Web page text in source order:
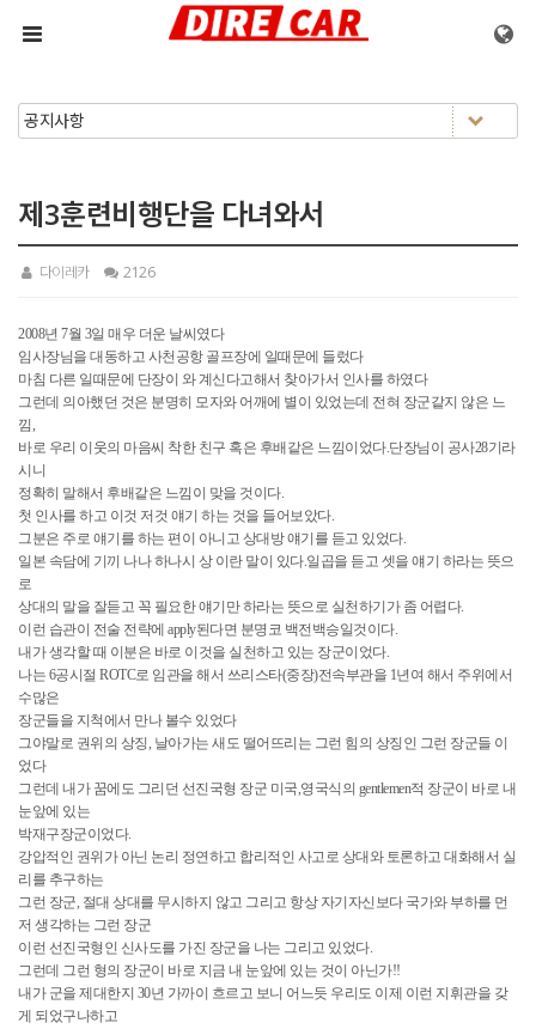
메뉴 건너뛰기
제3훈련비행단을 다녀와서
다이레카 2126
2008년 7월 3일 매우 더운 날씨였다
임사장님을 대동하고 사천공항 골프장에 일때문에 들렀다
마침 다른 일때문에 단장이 와 계신다고해서 찾아가서 인사를 하였다
그런데 의아했던 것은 분명히 모자와 어깨에 별이 있었는데 전혀 장군같지 않은 느
낌,
바로 우리 이웃의 마음씨 착한 친구 혹은 후배같은 느낌이었다.단장님이 공사28기라
시니
정확히 말해서 후배같은 느낌이 맞을 것이다.
첫 인사를 하고 이것 저것 얘기 하는 것을 들어보았다.
그분은 주로 얘기를 하는 편이 아니고 상대방 얘기를 듣고 있었다.
일본 속담에 기끼 나나 하나시 상 이란 말이 있다.일곱을 듣고 셋을 얘기 하라는 뜻으
로
상대의 말을 잘듣고 꼭 필요한 얘기만 하라는 뜻으로 실천하기가 좀 어렵다.
이런 습관이 전술 전략에 apply된다면 분명코 백전백승일것이다.
내가 생각할 때 이분은 바로 이것을 실천하고 있는 장군이었다.
나는 6공시절 ROTC로 임관을 해서 쓰리스타(중장)전속부관을 1년여 해서 주위에서
수많은
장군들을 지척에서 만나 볼수 있었다
그야말로 권위의 상징, 날아가는 새도 떨어뜨리는 그런 힘의 상징인 그런 장군들 이
었다
그런데 내가 꿈에도 그리던 선진국형 장군 미국,영국식의 gentlemen적 장군이 바로 내
눈앞에 있는
박재구장군이었다.
강압적인 권위가 아닌 논리 정연하고 합리적인 사고로 상대와 토론하고 대화해서 실
리를 추구하는
그런 장군, 절대 상대를 무시하지 않고 그리고 항상 자기자신보다 국가와 부하를 먼
저 생각하는 그런 장군
이런 선진국형인 신사도를 가진 장군을 나는 그리고 있었다.
그런데 그런 형의 장군이 바로 지금 내 눈앞에 있는 것이 아닌가!!
내가 군을 제대한지 30년 가까이 흐르고 보니 어느듯 우리도 이제 이런 지휘관을 갖
게 되었구나하고